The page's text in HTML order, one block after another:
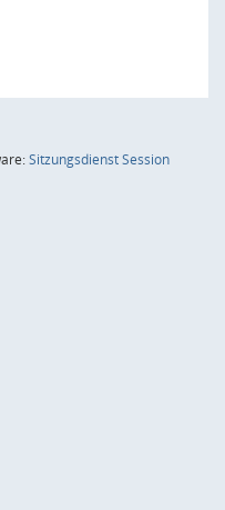
SitzungsdienstSession(Wird in